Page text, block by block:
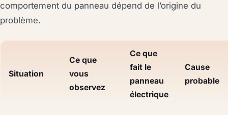
comportement du panneau dépend de l’origine du
problème.
Situation
Ce que
vous
observez
Ce que
fait le
panneau
électrique
Cause
probable